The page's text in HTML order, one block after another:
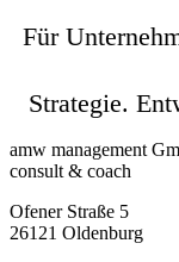
Für
Strategie.
amw management
consult & coach
Ofener Straße 5
26121 Oldenburg